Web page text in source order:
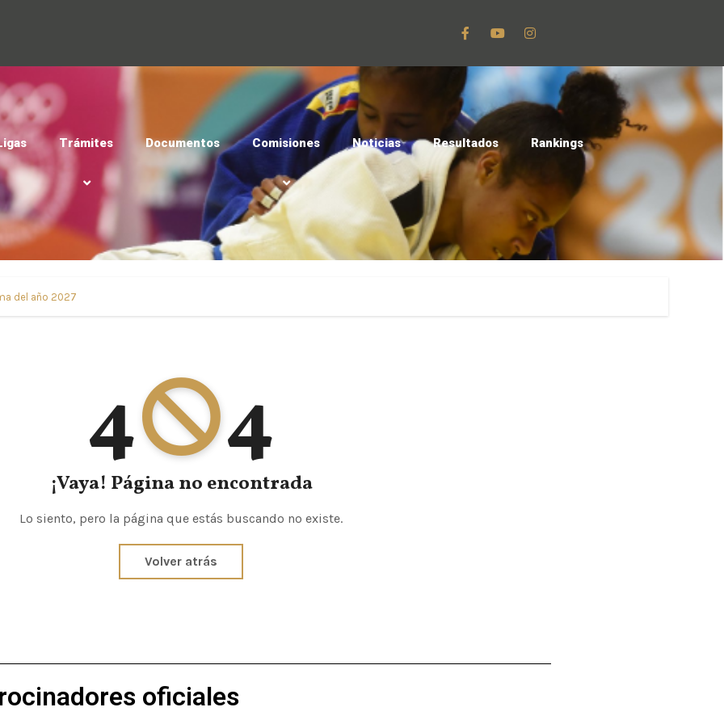
Trámites Documentos Comisiones Noticias Resultados Rankings
del año 2027
4 4
¡Vaya! Página no encontrada
Lo siento, pero la página que estás buscando no existe.
Volver atrás
oficiales